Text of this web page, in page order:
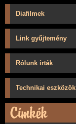
Diafilmek
Link gyűjtemény
Rólunk írták
Technikai eszközök